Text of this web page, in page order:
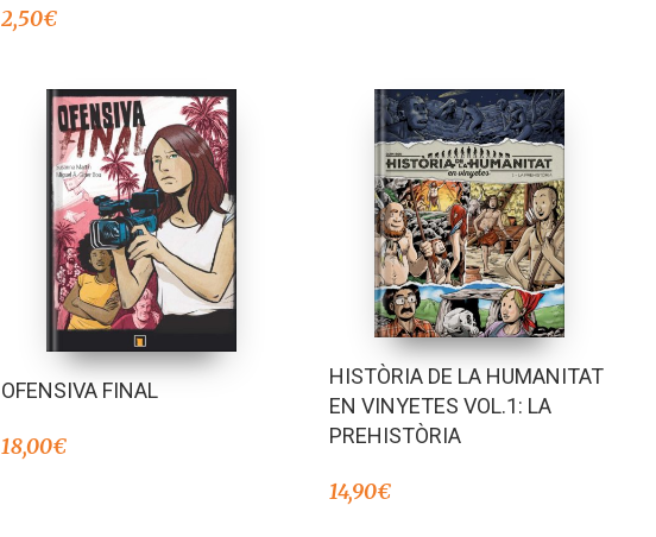
2,50€
OFENSIVA FINAL
18,00€
HISTÒRIA DE LA HUMANITAT
EN VINYETES VOL.1: LA
PREHISTÒRIA
14,90€